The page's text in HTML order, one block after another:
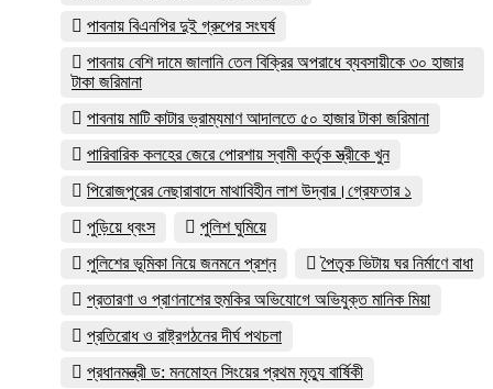
পাবনায় বিএনপির দুই গ্রুপের সংঘর্ষ
পাবনায় বেশি দামে জালানি তেল বিক্রির অপরাধে ব্যবসায়ীকে ৩০ হাজার
টাকা জরিমানা
পাবনায় মাটি কাটার ভ্রাম্যমাণ আদালতে ৫০ হাজার টাকা জরিমানা
পারিবারিক কলহের জেরে পোরশায় স্বামী কর্তৃক স্ত্রীকে খুন
পিরোজপুরের নেছারাবাদে মাথাবিহীন লাশ উদ্বার।গ্রেফতার ১
পুড়িয়ে ধ্বংস
পুলিশ ঘুমিয়ে
পুলিশের ভূমিকা নিয়ে জনমনে প্রশ্ন
পৈতৃক ভিটায় ঘর নির্মাণে বাধা
প্রতারণা ও প্রাণনাশের হুমকির অভিযোগে অভিযুক্ত মানিক মিয়া
প্রতিরোধ ও রাষ্ট্রগঠনের দীর্ঘ পথচলা
প্রধানমন্ত্রী ড: মনমোহন সিংয়ের প্রথম মৃত্যু বার্ষিকী